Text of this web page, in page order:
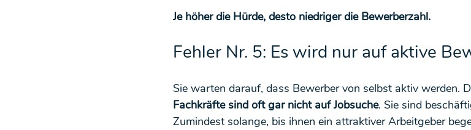
Je höher die Hürde, desto niedriger die Bewerberzahl.
Fehler Nr. 5: Es wird nur auf aktive
Sie warten darauf, dass Bewerber von selbst aktiv werden.
Fachkräfte sind oft gar nicht auf Jobsuche. Sie sind
Zumindest solange, bis ihnen ein attraktiver Arbeitgeber